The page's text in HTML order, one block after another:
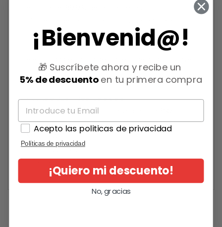
máximo.
- Tecnología de iones negativos. Desaparece la
sedoso y brillante.
- Tiempo de calentamiento 20 segundos.
- Voltaje dual. Ideal para viajar.
- Cable de 3 metros con base giratoria 360º
- Placas: 2,4 x 9 cm
- Funda de viaje incluida.
¡Bienvenid@!
🎁 Suscríbete ahora y recibe un
5% de descuentoen tu primera compra
Acepto las politicas de privacidad
Políticas de privacidad
¡Quiero mi descuento!
No, gracias